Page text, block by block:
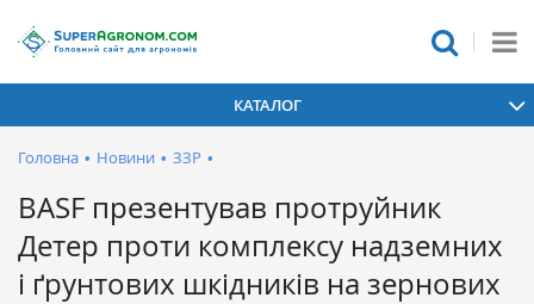
КАТАЛОГ
Головна • Новини • ЗЗР •
BASF презентував протруйник
Детер проти комплексу надземних
і ґрунтових шкідників на зернових